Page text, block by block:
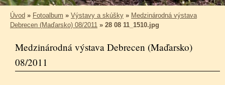
Úvod » Fotoalbum » Výstavy a skúšky » Medzinárodná výstava
Debrecen (Maďarsko) 08/2011 » 28 08 11_1510.jpg
Medzinárodná výstava Debrecen (Maďarsko)
08/2011